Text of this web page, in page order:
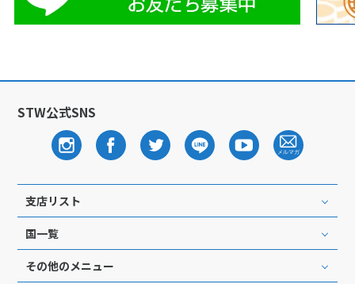
STW公式SNS
支店リスト
国一覧
その他のメニュー